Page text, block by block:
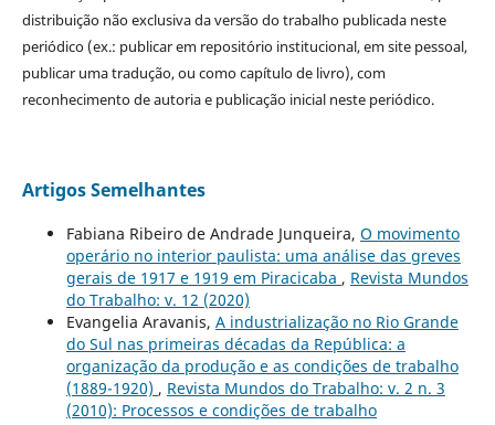
distribuição não exclusiva da versão do trabalho publicada neste
periódico (ex.: publicar em repositório institucional, em site pessoal,
publicar uma tradução, ou como capítulo de livro), com
reconhecimento de autoria e publicação inicial neste periódico.
Artigos Semelhantes
Fabiana Ribeiro de Andrade Junqueira, O movimento
operário no interior paulista: uma análise das greves
gerais de 1917 e 1919 em Piracicaba , Revista Mundos
do Trabalho: v. 12 (2020)
Evangelia Aravanis, A industrialização no Rio Grande
do Sul nas primeiras décadas da República: a
organização da produção e as condições de trabalho
(1889-1920) , Revista Mundos do Trabalho: v. 2 n. 3
(2010): Processos e condições de trabalho